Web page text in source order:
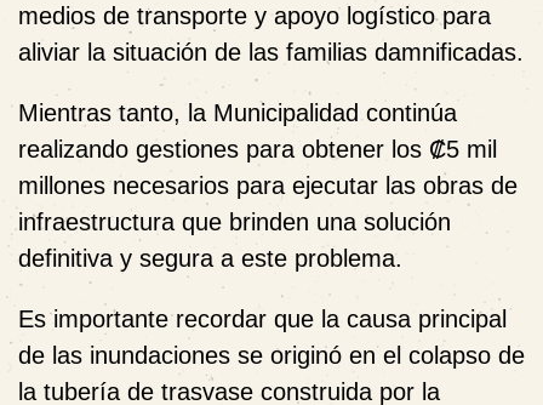
medios de transporte y apoyo logístico para
aliviar la situación de las familias damnificadas.
Mientras tanto, la Municipalidad continúa
realizando gestiones para obtener los ₡5 mil
millones necesarios para ejecutar las obras de
infraestructura que brinden una solución
definitiva y segura a este problema.
Es importante recordar que la causa principal
de las inundaciones se originó en el colapso de
la tubería de trasvase construida por la